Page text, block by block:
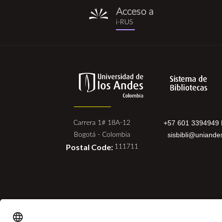
i-
rus.png
Acceso a
i-RUS
Carrera 1# 18A-12
Bogotá - Colombia
Postal Code: 111711
+57 601 3394949